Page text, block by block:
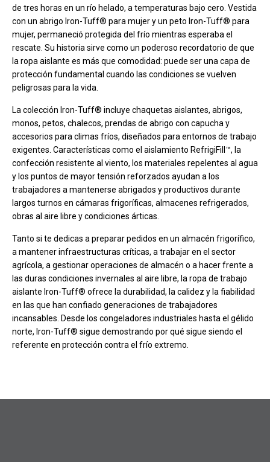
de tres horas en un río helado, a temperaturas bajo cero. Vestida
con un abrigo Iron-Tuff® para mujer y un peto Iron-Tuff® para
mujer, permaneció protegida del frío mientras esperaba el
rescate. Su historia sirve como un poderoso recordatorio de que
la ropa aislante es más que comodidad: puede ser una capa de
protección fundamental cuando las condiciones se vuelven
peligrosas para la vida.
La colección Iron-Tuff® incluye chaquetas aislantes, abrigos,
monos, petos, chalecos, prendas de abrigo con capucha y
accesorios para climas fríos, diseñados para entornos de trabajo
exigentes. Características como el aislamiento RefrigiFill™, la
confección resistente al viento, los materiales repelentes al agua
y los puntos de mayor tensión reforzados ayudan a los
trabajadores a mantenerse abrigados y productivos durante
largos turnos en cámaras frigoríficas, almacenes refrigerados,
obras al aire libre y condiciones árticas.
Tanto si te dedicas a preparar pedidos en un almacén frigorífico,
a mantener infraestructuras críticas, a trabajar en el sector
agrícola, a gestionar operaciones de almacén o a hacer frente a
las duras condiciones invernales al aire libre, la ropa de trabajo
aislante Iron-Tuff® ofrece la durabilidad, la calidez y la fiabilidad
en las que han confiado generaciones de trabajadores
incansables. Desde los congeladores industriales hasta el gélido
norte, Iron-Tuff® sigue demostrando por qué sigue siendo el
referente en protección contra el frío extremo.